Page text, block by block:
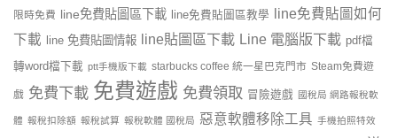
限時免費 line免費貼圖區下載 line免費貼圖區教學
line免費貼圖如何
下載
line 免費貼圖情報 line貼圖區下載 Line 電腦版下載 pdf檔
轉word檔下載 ptt手機版下載 starbucks coffee 統一星巴克門市 Steam免費遊
戲 免費下載 免費遊戲 免費領取 冒險遊戲 國稅局 網路報稅軟
體 報稅扣除額 報稅試算 報稅軟體 國稅局 惡意軟體移除工具 手機拍照特效